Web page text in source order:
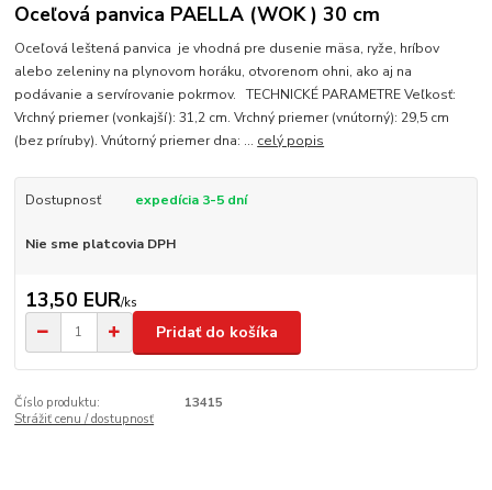
Oceľová panvica PAELLA (WOK ) 30 cm
Oceľová leštená panvica je vhodná pre dusenie mäsa, ryže, hríbov
alebo zeleniny na plynovom horáku, otvorenom ohni, ako aj na
podávanie a servírovanie pokrmov. TECHNICKÉ PARAMETRE Veľkosť:
Vrchný priemer (vonkajší): 31,2 cm. Vrchný priemer (vnútorný): 29,5 cm
(bez príruby). Vnútorný priemer dna: ... celý popis
Dostupnosť expedícia 3-5 dní
Nie sme platcovia DPH
13,50 EUR/ks
Pridať do košíka
Číslo produktu:
13415
Strážiť cenu / dostupnosť